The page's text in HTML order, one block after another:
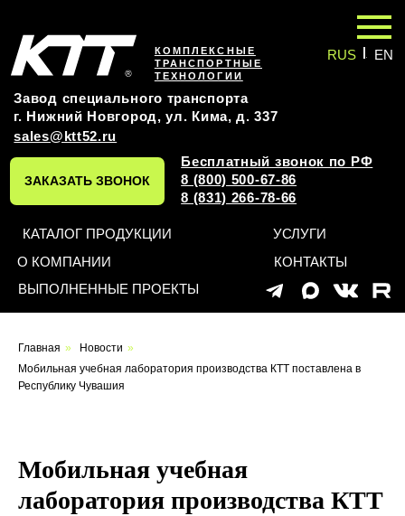
sales@ktt52.ru
Бесплатный звонок по РФ
ЗАКАЗАТЬ ЗВОНОК
КОМПЛЕКСНЫЕ
ТРАНСПОРТНЫЕ
ТЕХНОЛОГИИ
ВЫПОЛНЕННЫЕ ПРОЕКТЫ
УСЛУГИ
О КОМПАНИИ
КОНТАКТЫ
Завод специального транспорта
г. Нижний Новгород, ул. Кима, д. 337
Главная » Новости »
Мобильная учебная лаборатория производства КТТ поставлена в
Республику Чувашия
Мобильная учебная
лаборатория производства КТТ